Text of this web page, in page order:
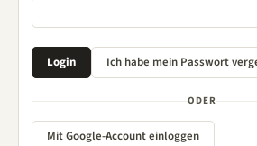
ODER
Mit Google-Account einloggen